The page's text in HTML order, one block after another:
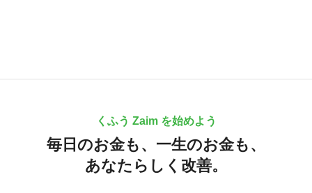
くふう Zaim を始めよう
毎日のお金も、 一生のお金も、
あなたらしく改善。